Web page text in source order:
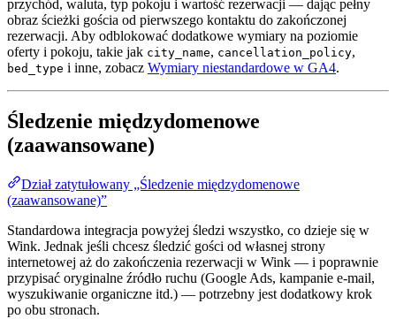
przychód, waluta, typ pokoju i wartość rezerwacji — dając pełny
obraz ścieżki gościa od pierwszego kontaktu do zakończonej
rezerwacji. Aby odblokować dodatkowe wymiary na poziomie
oferty i pokoju, takie jak city_name, cancellation_policy,
bed_type i inne, zobacz Wymiary niestandardowe w GA4.
Śledzenie międzydomenowe
(zaawansowane)
Dział zatytułowany „Śledzenie międzydomenowe
(zaawansowane)”
Standardowa integracja powyżej śledzi wszystko, co dzieje się w
Wink. Jednak jeśli chcesz śledzić gości od własnej strony
internetowej aż do zakończenia rezerwacji w Wink — i poprawnie
przypisać oryginalne źródło ruchu (Google Ads, kampanie e-mail,
wyszukiwanie organiczne itd.) — potrzebny jest dodatkowy krok
po obu stronach.